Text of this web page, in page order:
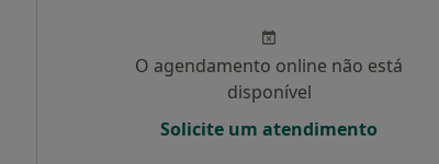
O agendamento online não está
disponível
Solicite um atendimento